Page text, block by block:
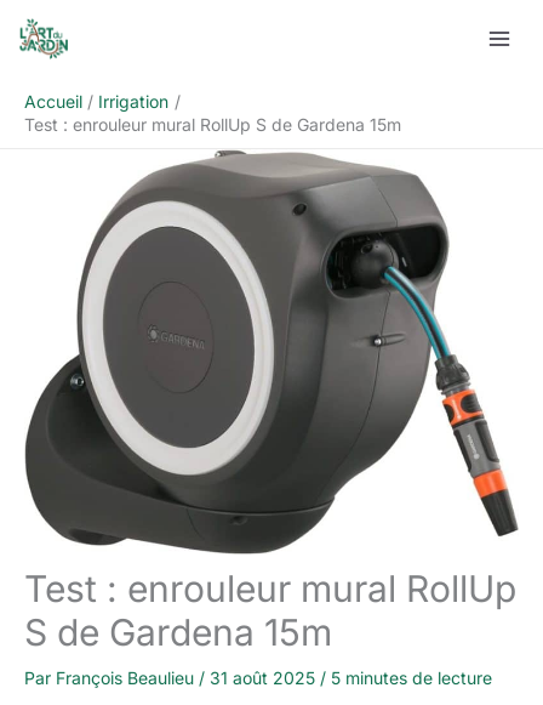
Aller
Accueil
Irrigation
Test : enrouleur mural RollUp S de Gardena 15m
Test : enrouleur mural RollUp
S de Gardena 15m
Par François Beaulieu / 31 août 2025 / 5 minutes de lecture
Rechercher